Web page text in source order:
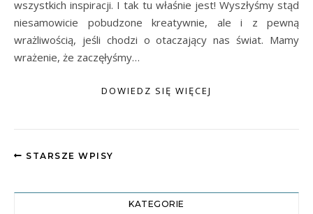
wszystkich inspiracji. I tak tu właśnie jest! Wyszłyśmy stąd
niesamowicie pobudzone kreatywnie, ale i z pewną
wrażliwością, jeśli chodzi o otaczający nas świat. Mamy
wrażenie, że zaczęłyśmy…
DOWIEDZ SIĘ WIĘCEJ
STARSZE WPISY
KATEGORIE